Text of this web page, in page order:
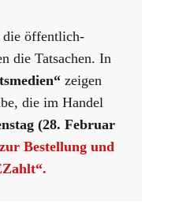
die öffentlich-
die Tatsachen. In
zeigen
die im Handel
(28. Februar
Bestellung und
.